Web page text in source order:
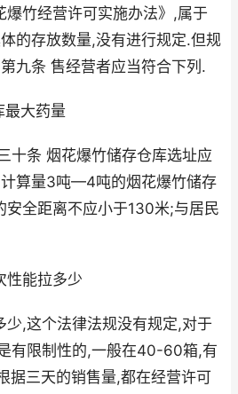
爆竹经营许可实施办法》,属于
的存放数量,没有进行规定.但规
九条 售经营者应当符合下列.
最大药量
十条 烟花爆竹储存仓库选址应
算量3吨—4吨的烟花爆竹储存
安全距离不应小于130米;与居民
性能拉多少
少,这个法律法规没有规定,对于
有限制性的,一般在40-60箱,有
据三天的销售量,都在经营许可